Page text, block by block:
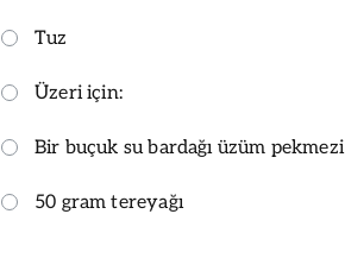
Tuz
Üzeri için:
Bir buçuk su bardağı üzüm pekmezi
50 gram tereyağı